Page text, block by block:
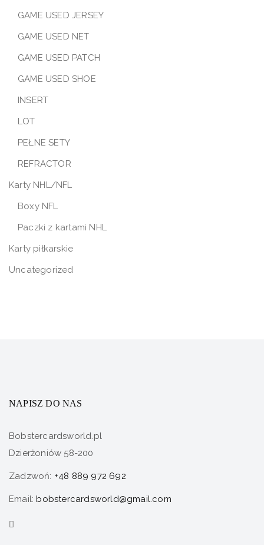
GAME USED JERSEY
GAME USED NET
GAME USED PATCH
GAME USED SHOE
INSERT
LOT
PEŁNE SETY
REFRACTOR
Karty NHL/NFL
Boxy NFL
Paczki z kartami NHL
Karty piłkarskie
Uncategorized
NAPISZ DO NAS
Bobstercardsworld.pl
Dzierżoniów 58-200
Zadzwoń: +48 889 972 692
Email:bobstercardsworld@gmail.com